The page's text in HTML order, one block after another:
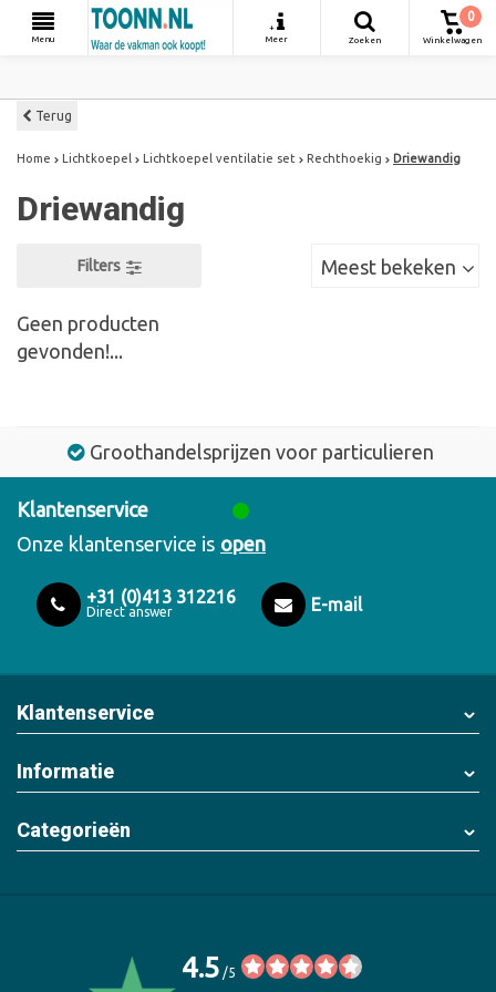
Menu
+
Meer
Zoeken
0
Winkelwagen
Terug
Home Lichtkoepel Lichtkoepel ventilatie set Rechthoekig Driewandig
Driewandig
Filters Meest bekeken
Geen producten
gevonden!...
Groothandelsprijzen voor particulieren
Klantenservice
Onze klantenservice is open
+31 (0)413 312216
Direct answer E-mail
Klantenservice
Informatie
Categorieën
4.5 /5